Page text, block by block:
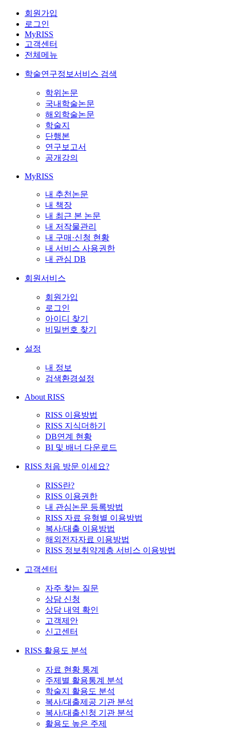
회원가입
로그인
MyRISS
고객센터
전체메뉴
학술연구정보서비스 검색
학위논문
국내학술논문
해외학술논문
학술지
단행본
연구보고서
공개강의
MyRISS
내 추천논문
내 책장
내 최근 본 논문
내 저작물관리
내 구매·신청 현황
내 서비스 사용권한
내 관심 DB
회원서비스
회원가입
로그인
아이디 찾기
비밀번호 찾기
설정
내 정보
검색환경설정
About RISS
RISS 이용방법
RISS 지식더하기
DB연계 현황
BI 및 배너 다운로드
RISS 처음 방문 이세요?
RISS란?
RISS 이용권한
내 관심논문 등록방법
RISS 자료 유형별 이용방법
복사/대출 이용방법
해외전자자료 이용방법
RISS 정보취약계층 서비스 이용방법
고객센터
자주 찾는 질문
상담 신청
상담 내역 확인
고객제안
신고센터
RISS 활용도 분석
자료 현황 통계
주제별 활용통계 분석
학술지 활용도 분석
복사/대출제공 기관 분석
복사/대출신청 기관 분석
활용도 높은 주제